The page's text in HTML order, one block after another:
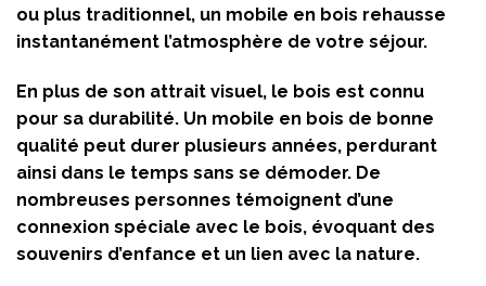
ou plus traditionnel, un mobile en bois rehausse
instantanément l’atmosphère de votre séjour.
En plus de son attrait visuel, le bois est connu
pour sa durabilité. Un mobile en bois de bonne
qualité peut durer plusieurs années, perdurant
ainsi dans le temps sans se démoder. De
nombreuses personnes témoignent d’une
connexion spéciale avec le bois, évoquant des
souvenirs d’enfance et un lien avec la nature.